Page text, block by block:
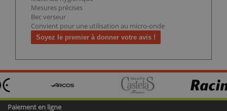
Mesures précises
Bec verseur
Convient pour une utilisation au micro-onde
Soyez le premier à donner votre avis !
Paiement en ligne